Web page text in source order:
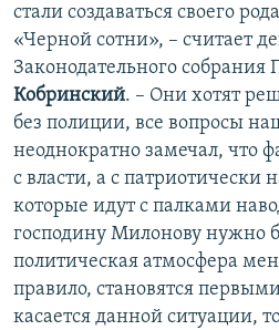
стали создаваться своего
«Черной сотни», – считает
Законодательного собрания
Кобринский. – Они хотят
без полиции, все вопросы
неоднократно замечал, что
с власти, а с патриотически
которые идут с палками
господину Милонову нужно
политическая атмосфера
правило, становятся
касается данной ситуации,